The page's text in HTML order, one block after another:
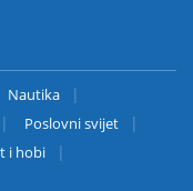
Nautika
Poslovni svijet
i hobi